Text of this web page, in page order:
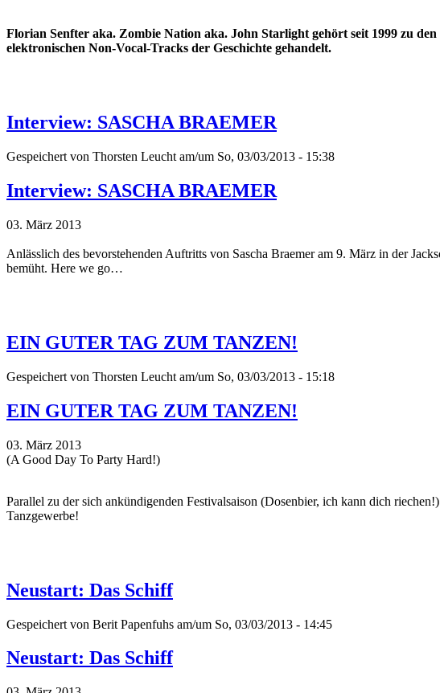
Florian Senfter aka. Zombie Nation aka. John Starlight gehört seit 1999 zu
elektronischen Non-Vocal-Tracks der Geschichte gehandelt.
Interview: SASCHA BRAEMER
Gespeichert von Thorsten Leucht am/um So, 03/03/2013 - 15:38
Interview: SASCHA BRAEMER
03. März 2013
Anlässlich des bevorstehenden Auftritts von Sascha Braemer am 9. März in der
bemüht. Here we go…
EIN GUTER TAG ZUM TANZEN!
Gespeichert von Thorsten Leucht am/um So, 03/03/2013 - 15:18
EIN GUTER TAG ZUM TANZEN!
03. März 2013
(A Good Day To Party Hard!)
Parallel zu der sich ankündigenden Festivalsaison (Dosenbier, ich kann dich
Tanzgewerbe!
Neustart: Das Schiff
Gespeichert von Berit Papenfuhs am/um So, 03/03/2013 - 14:45
Neustart: Das Schiff